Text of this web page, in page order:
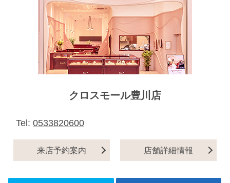
クロスモール豊川店
Tel: 0533820600
来店予約案内 店舗詳細情報